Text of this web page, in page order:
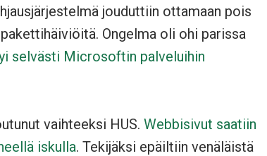
jouduttiin ottamaan pois
Ongelma oli ohi parissa
selvästi Microsoftin palveluihin
vaihteeksi HUS. Webbisivut saatiin
iskulla. Tekijäksi epäiltiin venäläistä